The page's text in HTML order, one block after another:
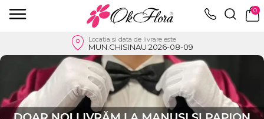
0
Locatia si data de livrare este
MUN.CHISINAU 2026-08-09